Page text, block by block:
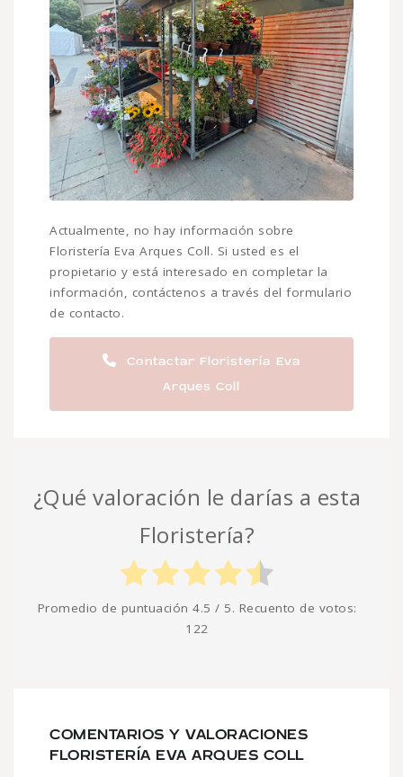
Actualmente, no hay información sobre
Floristería Eva Arques Coll. Si usted es el
propietario y está interesado en completar la
información, contáctenos a través del formulario
de contacto.
Contactar Floristería Eva
Arques Coll
¿Qué valoración le darías a esta
Floristería?
Promedio de puntuación 4.5 / 5. Recuento de votos:
122
COMENTARIOS Y VALORACIONES
FLORISTERÍA EVA ARQUES COLL